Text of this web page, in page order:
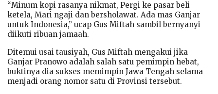
“Minum kopi rasanya nikmat, Pergi ke pasar beli
ketela, Mari ngaji dan bersholawat. Ada mas Ganjar
untuk Indonesia,” ucap Gus Miftah sambil bernyanyi
diikuti ribuan jamaah.
Ditemui usai tausiyah, Gus Miftah mengakui jika
Ganjar Pranowo adalah salah satu pemimpin hebat,
buktinya dia sukses memimpin Jawa Tengah selama
menjadi orang nomor satu di Provinsi tersebut.